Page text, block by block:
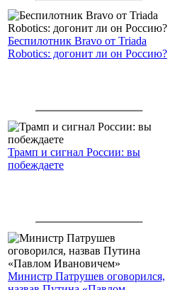
Беспилотник Bravo от Triada
Robotics: догонит ли он Россию?
Трамп и сигнал России: вы
побеждаете
Министр Патрушев оговорился,